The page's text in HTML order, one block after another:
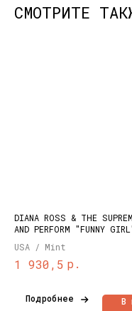
СМОТРИТЕ
DIANA ROSS & THE
AND PERFORM "FUNNY
USA / Mint
1 930,5 р.
Подробнее В
НАВИГАЦИЯ
Доставка и оплата
Контакты